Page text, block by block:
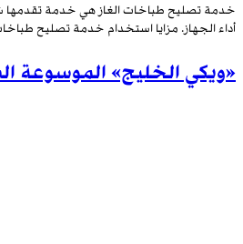
خدمة تصليح طباخات الغاز هي خدمة تقدمها
أداء الجهاز. مزايا استخدام خدمة تصليح
«ويكي الخليج» الموسوعة